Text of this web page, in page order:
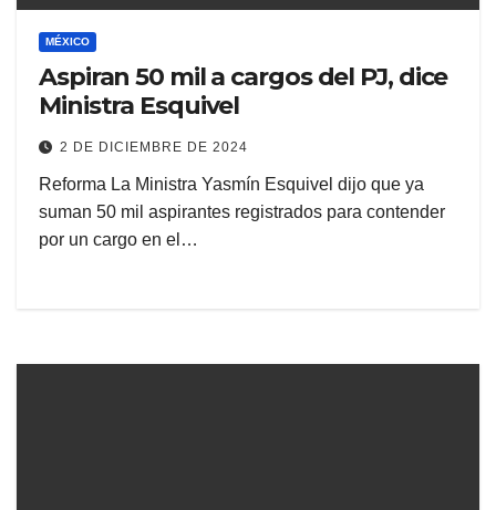
MÉXICO
Aspiran 50 mil a cargos del PJ, dice
Ministra Esquivel
2 DE DICIEMBRE DE 2024
Reforma La Ministra Yasmín Esquivel dijo que ya
suman 50 mil aspirantes registrados para contender
por un cargo en el…